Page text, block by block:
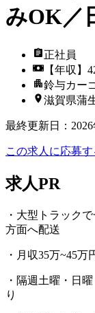
みOK／
正社員
【年収】
鈴与カー
滋賀県蒲
最終更新日 ：
この求人に応募す
求人PR
・大型トラック
方面へ配送
・月収35万~45
・隔週土曜・日
り